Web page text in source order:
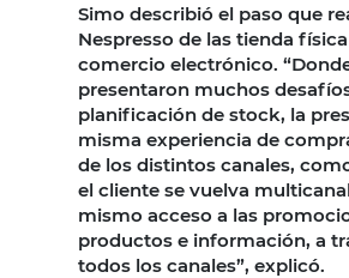
Simo describió el paso que
Nespresso de las tienda
comercio electrónico.
presentaron muchos
planificación de stock, la
misma experiencia de
de los distintos canales,
el cliente se vuelva
mismo acceso a las
productos e información, a
todos los canales”, explicó.